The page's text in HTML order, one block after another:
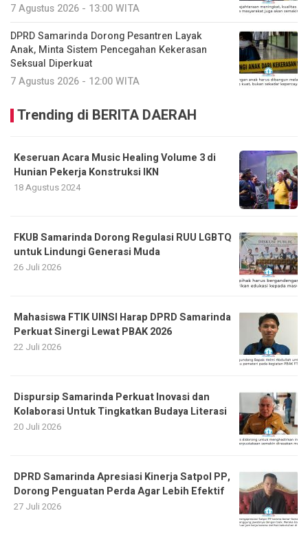
7 Agustus 2026 - 13:00 WITA
DPRD Samarinda Dorong Pesantren Layak
Anak, Minta Sistem Pencegahan Kekerasan
Seksual Diperkuat
7 Agustus 2026 - 12:00 WITA
Trending di BERITA DAERAH
Keseruan Acara Music Healing Volume 3 di
Hunian Pekerja Konstruksi IKN
18 Agustus 2024
FKUB Samarinda Dorong Regulasi RUU LGBTQ
untuk Lindungi Generasi Muda
26 Juli 2026
Mahasiswa FTIK UINSI Harap DPRD Samarinda
Perkuat Sinergi Lewat PBAK 2026
22 Juli 2026
Dispursip Samarinda Perkuat Inovasi dan
Kolaborasi Untuk Tingkatkan Budaya Literasi
20 Juli 2026
DPRD Samarinda Apresiasi Kinerja Satpol PP,
Dorong Penguatan Perda Agar Lebih Efektif
27 Juli 2026